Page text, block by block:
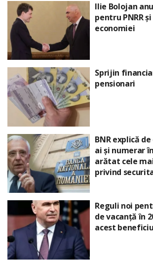
Ilie Bolojan
pentru PNRR
economiei
Sprijin
pensionari
BNR explică
ai și numerar
arătat cele
privind
Reguli noi
de vacanță în
acest beneficiu